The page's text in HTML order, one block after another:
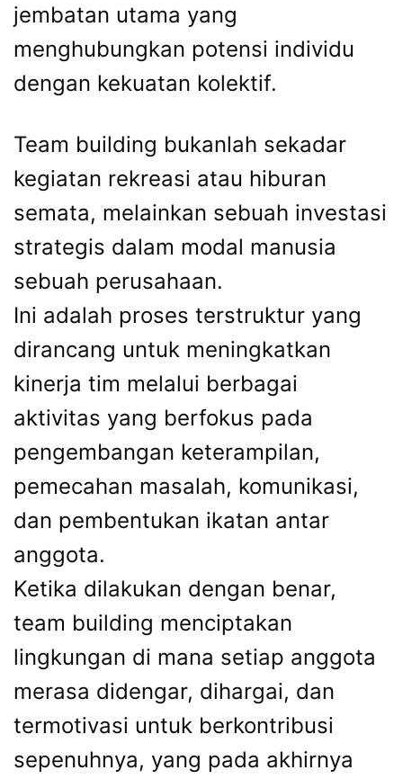
jembatan utama yang
menghubungkan potensi individu
dengan kekuatan kolektif.
Team building bukanlah sekadar
kegiatan rekreasi atau hiburan
semata, melainkan sebuah investasi
strategis dalam modal manusia
sebuah perusahaan.
Ini adalah proses terstruktur yang
dirancang untuk meningkatkan
kinerja tim melalui berbagai
aktivitas yang berfokus pada
pengembangan keterampilan,
pemecahan masalah, komunikasi,
dan pembentukan ikatan antar
anggota.
Ketika dilakukan dengan benar,
team building menciptakan
lingkungan di mana setiap anggota
merasa didengar, dihargai, dan
termotivasi untuk berkontribusi
sepenuhnya, yang pada akhirnya